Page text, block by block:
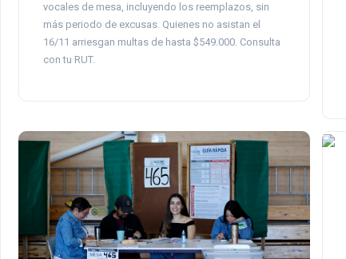
vocales de mesa, incluyendo los reemplazos, sin
más periodo de excusas. Quienes no asistan el
16/11 arriesgan multas de hasta $549.000. Consulta
con tu RUT.